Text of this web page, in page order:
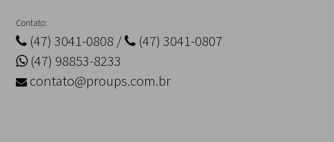
Contato:
(47) 3041-0808 /
(47) 3041-0807
(47) 98853-8233
contato@proups.com.br